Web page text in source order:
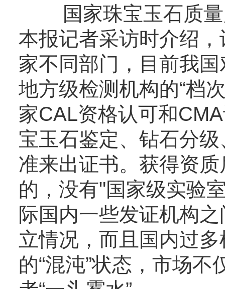
国家珠宝玉石质量
本报记者采访时介绍，
家不同部门，目前我
地方级检测机构的“档
家CAL资格认可和
宝玉石鉴定、钻石分
准来出证书。获得资
的，没有"国家级实验
际国内一些发证机构
立情况，而且国内过
的“混沌”状态，市场